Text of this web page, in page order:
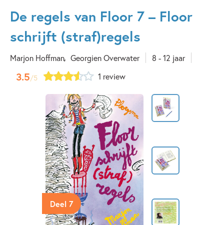
uitgevers
De regels van Floor 7 – Floor
schrijft (straf)regels
Marjon Hoffman Georgien Overwater 8 - 12 jaar
3.5/5 1 review
Deel 7